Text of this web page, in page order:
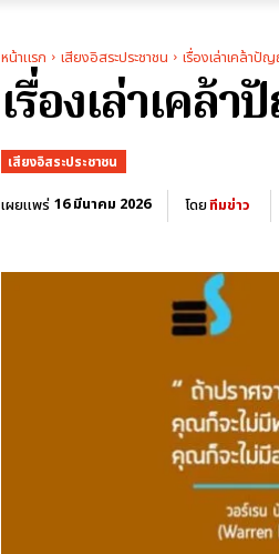
หน้าแรก เสียงอิสระประชาชน เรื่องเล่าเคล้า
เรื่องเล่าเค
เสียงอิสระประชาชน
เผยแพร่ 16 มีนาคม 2026 โดยทีมข่าว